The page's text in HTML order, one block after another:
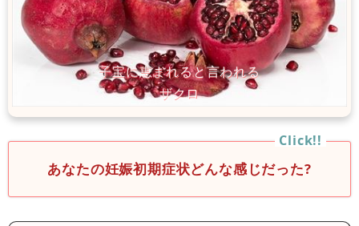
あなたの妊娠初期症状どんな感じだった?